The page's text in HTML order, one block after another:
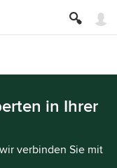
in Ihrer
verbinden Sie mit